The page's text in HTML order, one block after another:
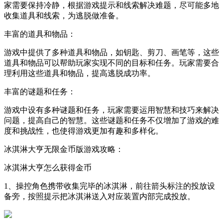
家需要保持冷静，根据游戏提示和线索解决难题，尽可能多地
收集道具和线索，为逃脱做准备。
丰富的道具和物品：
游戏中提供了多种道具和物品，如钥匙、剪刀、画笔等，这些
道具和物品可以帮助玩家实现不同的目标和任务。玩家需要合
理利用这些道具和物品，提高逃脱成功率。
丰富的谜题和任务：
游戏中设有多种谜题和任务，玩家需要运用智慧和技巧来解决
问题，提高自己的智慧。这些谜题和任务不仅增加了游戏的难
度和挑战性，也使得游戏更加有趣和多样化。
冰淇淋大亨无限金币版游戏攻略：
冰淇淋大亨怎么获得金币
1、操控角色携带收集完毕的冰淇淋，前往箭头标注的投放设
备旁，按照提示把冰淇淋送入对应装置内部完成投放。